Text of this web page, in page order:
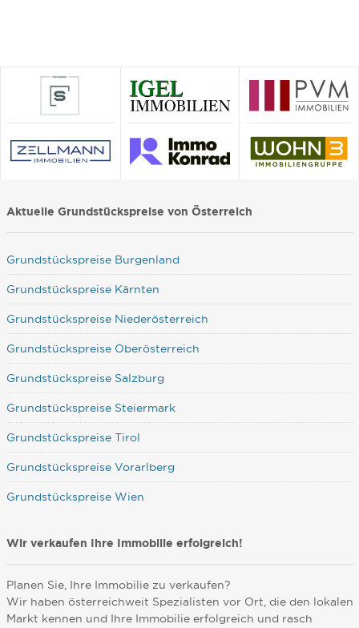
Aktuelle Grundstückspreise von Österreich
Grundstückspreise Burgenland
Grundstückspreise Kärnten
Grundstückspreise Niederösterreich
Grundstückspreise Oberösterreich
Grundstückspreise Salzburg
Grundstückspreise Steiermark
Grundstückspreise Tirol
Grundstückspreise Vorarlberg
Grundstückspreise Wien
Wir verkaufen Ihre Immobilie erfolgreich!
Planen Sie, Ihre Immobilie zu verkaufen?
Wir haben österreichweit Spezialisten vor Ort, die den lokalen
Markt kennen und Ihre Immobilie erfolgreich und rasch